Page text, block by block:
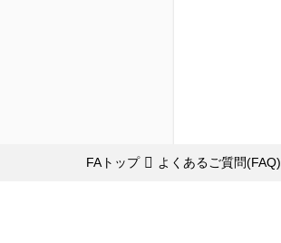
FAトップ よくあるご質問(FAQ)